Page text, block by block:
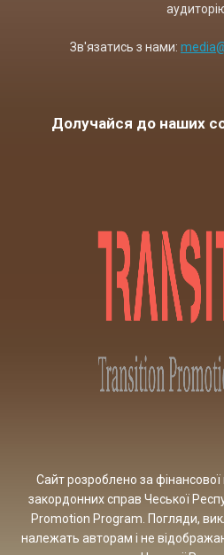
Зв'язатись з нами:
Долучайся до наших
Сайт розроблено за фінансової
закордонних справ Чеської
Promotion Program. Погляди,
належать авторам і не